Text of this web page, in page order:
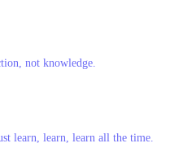
not knowledge.
learn, learn, learn all the time.